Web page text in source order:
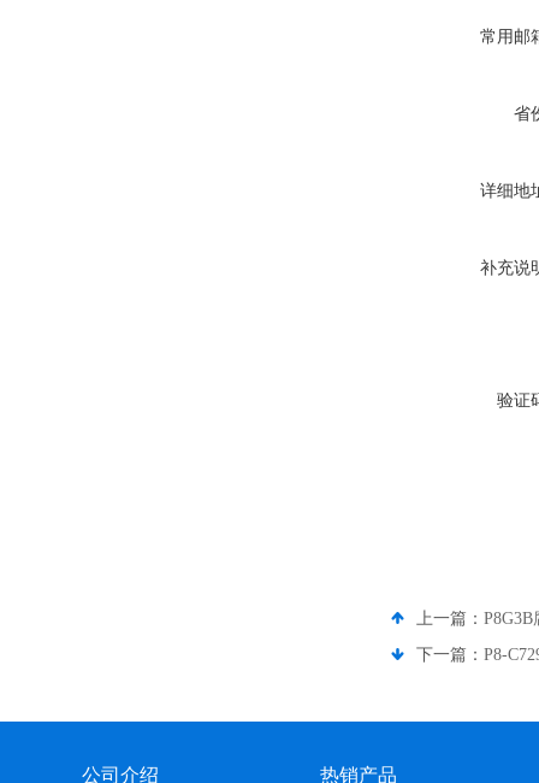
常用邮
省
详细地
补充说
验证
上一篇：
下一篇： P8-
公司介绍 热销产品